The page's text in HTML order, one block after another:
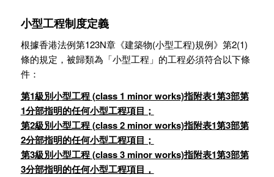
小型工程制度定義
根據香港法例第123N章《建築物(小型工程)規例》第2(1)
條的規定，被歸類為「小型工程」的工程必須符合以下條
件：
第1級別小型工程 (class 1 minor works)指附表1第3部第
1分部指明的任何小型工程項目；
第2級別小型工程 (class 2 minor works)指附表1第3部第
2分部指明的任何小型工程項目；
第3級別小型工程 (class 3 minor works)指附表1第3部第
3分部指明的任何小型工程項目，